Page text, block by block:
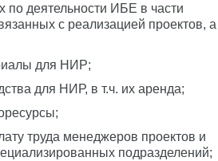
по деятельности ИБЕ в части
с реализацией проектов, а
для НИР;
для НИР, в т.ч. их аренда;
труда менеджеров проектов и
подразделений;